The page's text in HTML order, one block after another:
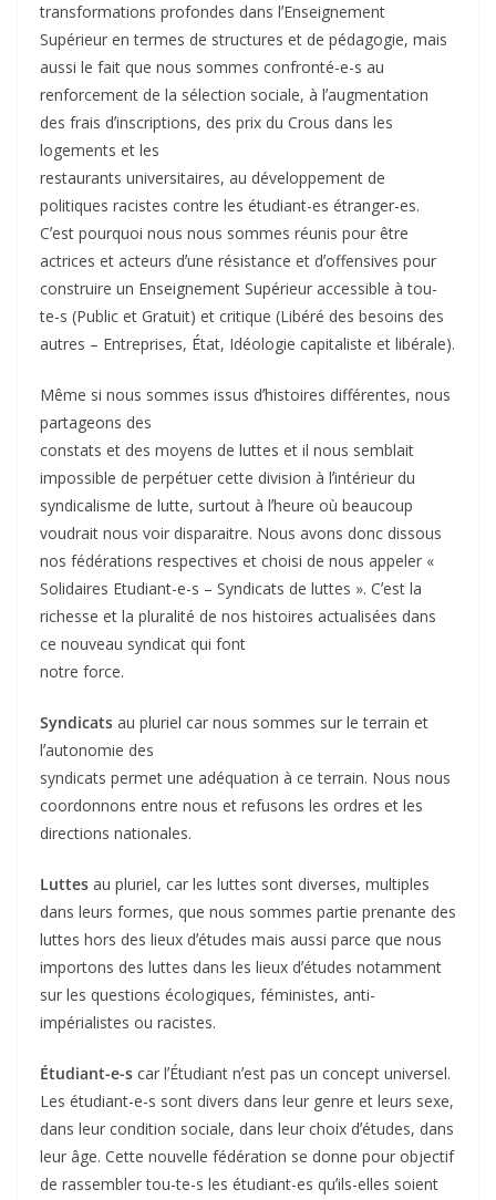
transformations profondes dans lʼEnseignement
Supérieur en termes de structures et de pédagogie, mais
aussi le fait que nous sommes confronté-e-s au
renforcement de la sélection sociale, à lʼaugmentation
des frais dʼinscriptions, des prix du Crous dans les
logements et les
restaurants universitaires, au développement de
politiques racistes contre les étudiant-es étranger-es.
Cʼest pourquoi nous nous sommes réunis pour être
actrices et acteurs dʼune résistance et dʼoffensives pour
construire un Enseignement Supérieur accessible à tou-
te-s (Public et Gratuit) et critique (Libéré des besoins des
autres – Entreprises, État, Idéologie capitaliste et libérale).
Même si nous sommes issus dʼhistoires différentes, nous
partageons des
constats et des moyens de luttes et il nous semblait
impossible de perpétuer cette division à lʼintérieur du
syndicalisme de lutte, surtout à lʼheure où beaucoup
voudrait nous voir disparaitre. Nous avons donc dissous
nos fédérations respectives et choisi de nous appeler «
Solidaires Etudiant-e-s – Syndicats de luttes ». Cʼest la
richesse et la pluralité de nos histoires actualisées dans
ce nouveau syndicat qui font
notre force.
Syndicats au pluriel car nous sommes sur le terrain et
lʼautonomie des
syndicats permet une adéquation à ce terrain. Nous nous
coordonnons entre nous et refusons les ordres et les
directions nationales.
Luttes au pluriel, car les luttes sont diverses, multiples
dans leurs formes, que nous sommes partie prenante des
luttes hors des lieux dʼétudes mais aussi parce que nous
importons des luttes dans les lieux dʼétudes notamment
sur les questions écologiques, féministes, anti-
impérialistes ou racistes.
Étudiant-e-s car lʼÉtudiant nʼest pas un concept universel.
Les étudiant-e-s sont divers dans leur genre et leurs sexe,
dans leur condition sociale, dans leur choix dʼétudes, dans
leur âge. Cette nouvelle fédération se donne pour objectif
de rassembler tou-te-s les étudiant-es quʼils-elles soient